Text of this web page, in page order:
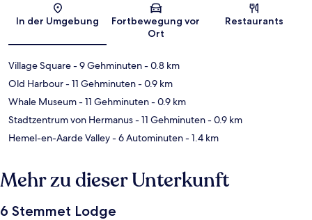
Karte
In der Umgebung
Fortbewegung vor
Ort
Restaurants
Village Square- 9 Gehminuten- 0.8 km
Old Harbour- 11 Gehminuten- 0.9 km
Whale Museum- 11 Gehminuten- 0.9 km
Stadtzentrum von Hermanus- 11 Gehminuten- 0.9 km
Hemel-en-Aarde Valley- 6 Autominuten- 1.4 km
Mehr zu dieser Unterkunft
6 Stemmet Lodge